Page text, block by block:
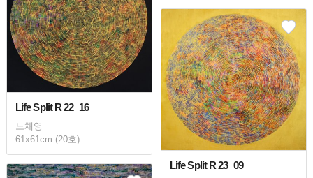
Life Split R 22_16
노채영
61x61cm (20호)
Life Split R 23_09